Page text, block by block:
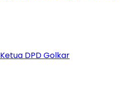
DPD Golkar